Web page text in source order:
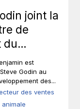
joint la
de
du
est
Godin au
des...
des ventes